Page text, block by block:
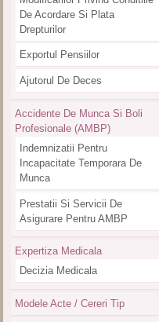
De Acordare Si Plata
Drepturilor
Exportul Pensiilor
Ajutorul De Deces
Accidente De Munca Si Boli
Profesionale (AMBP)
Indemnizatii Pentru
Incapacitate Temporara De
Munca
Prestatii Si Servicii De
Asigurare Pentru AMBP
Expertiza Medicala
Decizia Medicala
Modele Acte / Cereri Tip